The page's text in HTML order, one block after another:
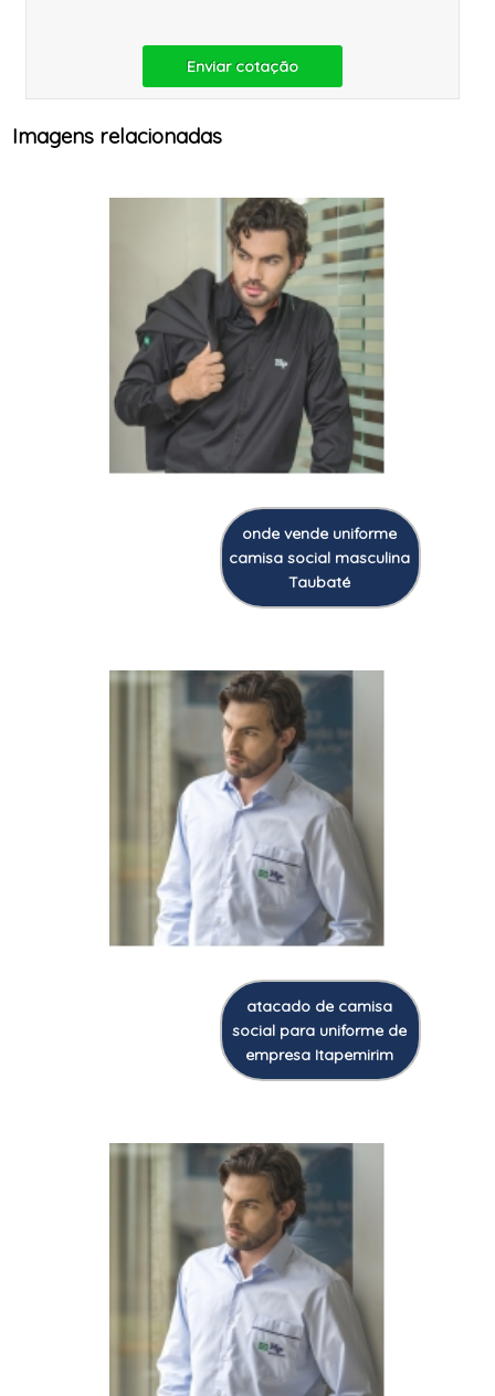
Enviar cotação
Imagens relacionadas
onde vende uniforme
camisa social masculina
Taubaté
atacado de camisa
social para uniforme de
empresa Itapemirim